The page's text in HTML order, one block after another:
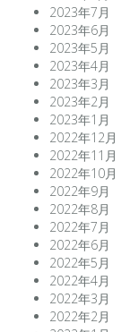
2023年7月
2023年6月
2023年5月
2023年4月
2023年3月
2023年2月
2023年1月
2022年12月
2022年11月
2022年10月
2022年9月
2022年8月
2022年7月
2022年6月
2022年5月
2022年4月
2022年3月
2022年2月